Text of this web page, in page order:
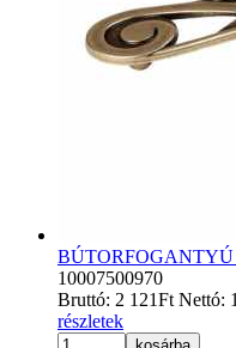
BÚTORFOGANTYÚ
10007500970
Bruttó: 2 121Ft Nettó:
részletek